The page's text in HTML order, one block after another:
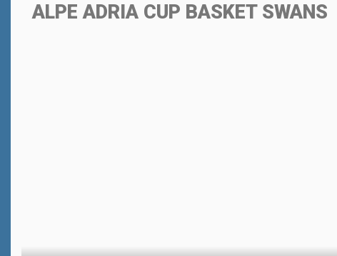
ALPE ADRIA CUP BASKET SWANS